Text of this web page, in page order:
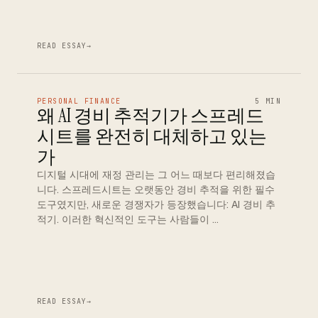
READ ESSAY→
PERSONAL FINANCE 5 MIN
왜 AI 경비 추적기가 스프레드
시트를 완전히 대체하고 있는
가
디지털 시대에 재정 관리는 그 어느 때보다 편리해졌습
니다. 스프레드시트는 오랫동안 경비 추적을 위한 필수
도구였지만, 새로운 경쟁자가 등장했습니다: AI 경비 추
적기. 이러한 혁신적인 도구는 사람들이 …
READ ESSAY→